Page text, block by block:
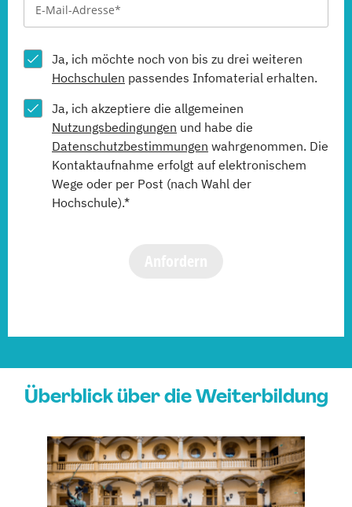
Ja, ich möchte noch von bis zu drei weiteren
Hochschulen passendes Infomaterial erhalten.
Ja, ich akzeptiere die allgemeinen
Nutzungsbedingungen und habe die
Datenschutzbestimmungen wahrgenommen. Die
Kontaktaufnahme erfolgt auf elektronischem
Wege oder per Post (nach Wahl der
Hochschule).*
Überblick über die Weiterbildung